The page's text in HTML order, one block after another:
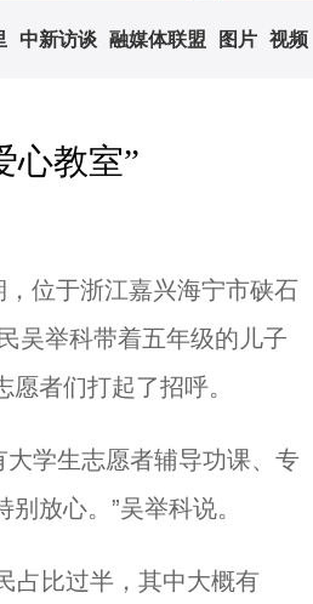
中新访谈 融媒体联盟 图片 视频
心教室”
位于浙江嘉兴海宁市硖石
吴举科带着五年级的儿子
者们打起了招呼。
学生志愿者辅导功课、专
放心。”吴举科说。
比过半，其中大概有